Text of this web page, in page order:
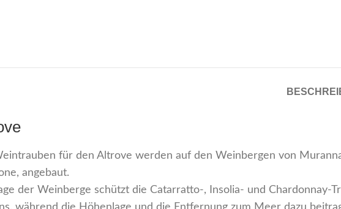
für den Altrove werden auf den Weinbergen von
angebaut.
der Weinberge schützt die Catarratto-, Insolia- und Chardonnay-